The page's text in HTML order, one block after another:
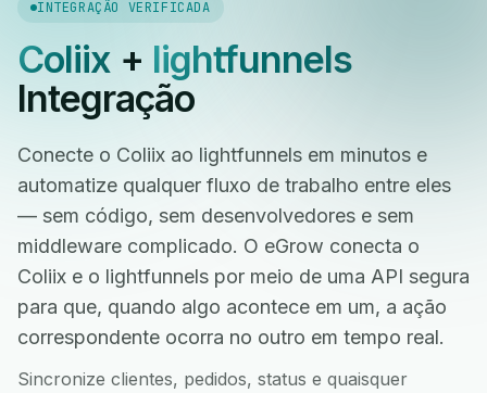
INTEGRAÇÃO VERIFICADA
Coliix+ lightfunnels
Integração
Conecte o Coliix ao lightfunnels em minutos e
automatize qualquer fluxo de trabalho entre eles
— sem código, sem desenvolvedores e sem
middleware complicado. O eGrow conecta o
Coliix e o lightfunnels por meio de uma API segura
para que, quando algo acontece em um, a ação
correspondente ocorra no outro em tempo real.
Sincronize clientes, pedidos, status e quaisquer